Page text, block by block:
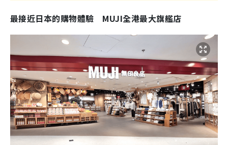
最接近日本的購物體驗 MUJI全港最大旗艦店